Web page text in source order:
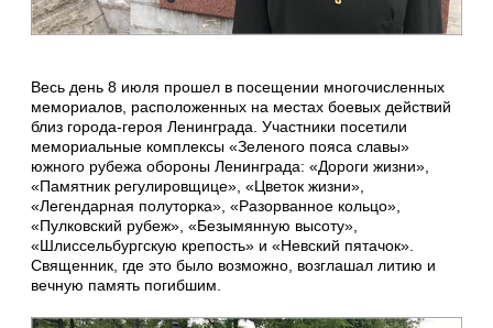
Весь день 8 июля прошел в посещении многочисленных
мемориалов, расположенных на местах боевых действий
близ города-героя Ленинграда. Участники посетили
мемориальные комплексы «Зеленого пояса славы»
южного рубежа обороны Ленинграда: «Дороги жизни»,
«Памятник регулировщице», «Цветок жизни»,
«Легендарная полуторка», «Разорванное кольцо»,
«Пулковский рубеж», «Безымянную высоту»,
«Шлиссельбургскую крепость» и «Невский пятачок».
Священник, где это было возможно, возглашал литию и
вечную память погибшим.